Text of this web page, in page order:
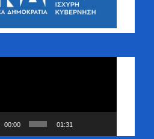
00:00 01:31